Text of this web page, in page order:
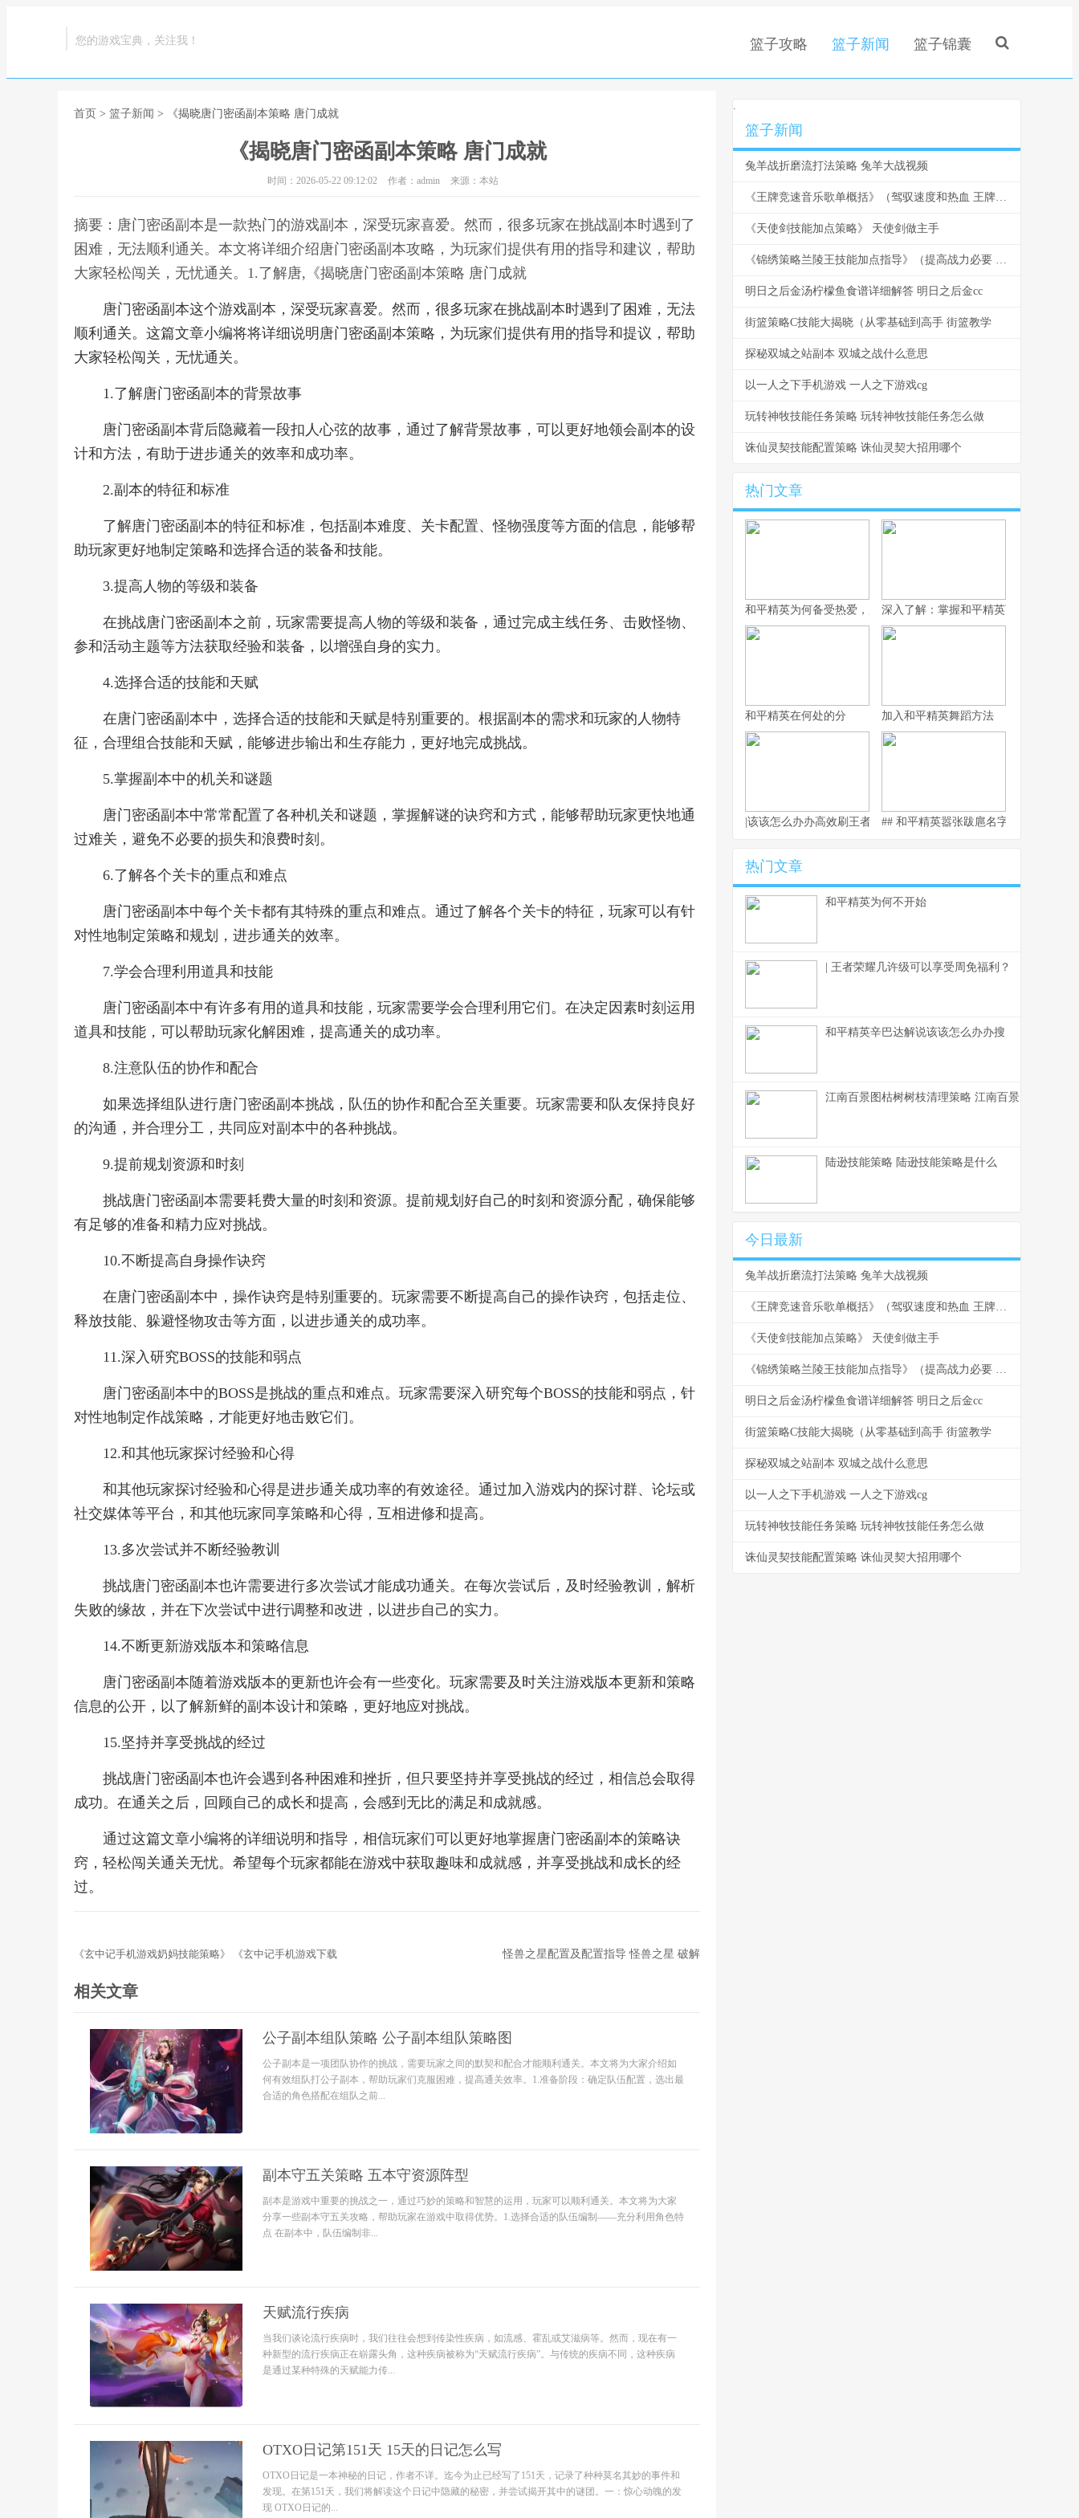
您的游戏宝典，关注我！ 篮子攻略 篮子新闻 篮子锦囊
首页 > 篮子新闻 > 《揭晓唐门密函副本策略 唐门成就
《揭晓唐门密函副本策略 唐门成就
时间：2026-05-22 09:12:02 作者：admin 来源：本站
摘要：唐门密函副本是一款热门的游戏副本，深受玩家喜爱。然而，很多玩家在挑战副本时遇到了
困难，无法顺利通关。本文将详细介绍唐门密函副本攻略，为玩家们提供有用的指导和建议，帮助
大家轻松闯关，无忧通关。1.了解唐,《揭晓唐门密函副本策略 唐门成就
唐门密函副本这个游戏副本，深受玩家喜爱。然而，很多玩家在挑战副本时遇到了困难，无法
顺利通关。这篇文章小编将将详细说明唐门密函副本策略，为玩家们提供有用的指导和提议，帮助
大家轻松闯关，无忧通关。
1.了解唐门密函副本的背景故事
唐门密函副本背后隐藏着一段扣人心弦的故事，通过了解背景故事，可以更好地领会副本的设
计和方法，有助于进步通关的效率和成功率。
2.副本的特征和标准
了解唐门密函副本的特征和标准，包括副本难度、关卡配置、怪物强度等方面的信息，能够帮
助玩家更好地制定策略和选择合适的装备和技能。
3.提高人物的等级和装备
在挑战唐门密函副本之前，玩家需要提高人物的等级和装备，通过完成主线任务、击败怪物、
参和活动主题等方法获取经验和装备，以增强自身的实力。
4.选择合适的技能和天赋
在唐门密函副本中，选择合适的技能和天赋是特别重要的。根据副本的需求和玩家的人物特
征，合理组合技能和天赋，能够进步输出和生存能力，更好地完成挑战。
5.掌握副本中的机关和谜题
唐门密函副本中常常配置了各种机关和谜题，掌握解谜的诀窍和方式，能够帮助玩家更快地通
过难关，避免不必要的损失和浪费时刻。
6.了解各个关卡的重点和难点
唐门密函副本中每个关卡都有其特殊的重点和难点。通过了解各个关卡的特征，玩家可以有针
对性地制定策略和规划，进步通关的效率。
7.学会合理利用道具和技能
唐门密函副本中有许多有用的道具和技能，玩家需要学会合理利用它们。在决定因素时刻运用
道具和技能，可以帮助玩家化解困难，提高通关的成功率。
8.注意队伍的协作和配合
如果选择组队进行唐门密函副本挑战，队伍的协作和配合至关重要。玩家需要和队友保持良好
的沟通，并合理分工，共同应对副本中的各种挑战。
9.提前规划资源和时刻
挑战唐门密函副本需要耗费大量的时刻和资源。提前规划好自己的时刻和资源分配，确保能够
有足够的准备和精力应对挑战。
10.不断提高自身操作诀窍
在唐门密函副本中，操作诀窍是特别重要的。玩家需要不断提高自己的操作诀窍，包括走位、
释放技能、躲避怪物攻击等方面，以进步通关的成功率。
11.深入研究BOSS的技能和弱点
唐门密函副本中的BOSS是挑战的重点和难点。玩家需要深入研究每个BOSS的技能和弱点，针
对性地制定作战策略，才能更好地击败它们。
12.和其他玩家探讨经验和心得
和其他玩家探讨经验和心得是进步通关成功率的有效途径。通过加入游戏内的探讨群、论坛或
社交媒体等平台，和其他玩家同享策略和心得，互相进修和提高。
13.多次尝试并不断经验教训
挑战唐门密函副本也许需要进行多次尝试才能成功通关。在每次尝试后，及时经验教训，解析
失败的缘故，并在下次尝试中进行调整和改进，以进步自己的实力。
14.不断更新游戏版本和策略信息
唐门密函副本随着游戏版本的更新也许会有一些变化。玩家需要及时关注游戏版本更新和策略
信息的公开，以了解新鲜的副本设计和策略，更好地应对挑战。
15.坚持并享受挑战的经过
挑战唐门密函副本也许会遇到各种困难和挫折，但只要坚持并享受挑战的经过，相信总会取得
成功。在通关之后，回顾自己的成长和提高，会感到无比的满足和成就感。
通过这篇文章小编将的详细说明和指导，相信玩家们可以更好地掌握唐门密函副本的策略诀
窍，轻松闯关通关无忧。希望每个玩家都能在游戏中获取趣味和成就感，并享受挑战和成长的经
过。
《玄中记手机游戏奶妈技能策略》 《玄中记手机游戏下载 怪兽之星配置及配置指导 怪兽之星 破解
相关文章
公子副本组队策略 公子副本组队策略图
公子副本是一项团队协作的挑战，需要玩家之间的默契和配合才能顺利通关。本文将为大家介绍如
何有效组队打公子副本，帮助玩家们克服困难，提高通关效率。1.准备阶段：确定队伍配置，选出最
合适的角色搭配在组队之前...
副本守五关策略 五本守资源阵型
副本是游戏中重要的挑战之一，通过巧妙的策略和智慧的运用，玩家可以顺利通关。本文将为大家
分享一些副本守五关攻略，帮助玩家在游戏中取得优势。1.选择合适的队伍编制——充分利用角色特
点 在副本中，队伍编制非...
天赋流行疾病
当我们谈论流行疾病时，我们往往会想到传染性疾病，如流感、霍乱或艾滋病等。然而，现在有一
种新型的流行疾病正在崭露头角，这种疾病被称为“天赋流行疾病”。与传统的疾病不同，这种疾病
是通过某种特殊的天赋能力传...
OTXO日记第151天 15天的日记怎么写
OTXO日记是一本神秘的日记，作者不详。迄今为止已经写了151天，记录了种种莫名其妙的事件和
发现。在第151天，我们将解读这个日记中隐藏的秘密，并尝试揭开其中的谜团。一：惊心动魄的发
现 OTXO日记的...
.
篮子新闻
兔羊战折磨流打法策略 兔羊大战视频
《王牌竞速音乐歌单概括》（驾驭速度和热血 王牌竞速 音乐
《天使剑技能加点策略》 天使剑做主手
《锦绣策略兰陵王技能加点指导》（提高战力必要 锦绣攻略关卡攻略
明日之后金汤柠檬鱼食谱详细解答 明日之后金cc
街篮策略C技能大揭晓（从零基础到高手 街篮教学
探秘双城之站副本 双城之战什么意思
以一人之下手机游戏 一人之下游戏cg
玩转神牧技能任务策略 玩转神牧技能任务怎么做
诛仙灵契技能配置策略 诛仙灵契大招用哪个
热门文章
和平精英为何备受热爱，广受玩家喜欢？深入了解：掌握和平精英雨林车教学，
和平精英在何处的分 加入和平精英舞蹈方法
|该该怎么办办高效刷王者荣耀金币：玩法技巧全面解析|
## 和平精英嚣张跋扈名字
热门文章
和平精英为何不开始
| 王者荣耀几许级可以享受周免福利？
和平精英辛巴达解说该该怎么办办搜
江南百景图枯树树枝清理策略 江南百景图无缘无故
陆逊技能策略 陆逊技能策略是什么
今日最新
兔羊战折磨流打法策略 兔羊大战视频
《王牌竞速音乐歌单概括》（驾驭速度和热血 王牌竞速 音乐
《天使剑技能加点策略》 天使剑做主手
《锦绣策略兰陵王技能加点指导》（提高战力必要 锦绣攻略关卡攻略
明日之后金汤柠檬鱼食谱详细解答 明日之后金cc
街篮策略C技能大揭晓（从零基础到高手 街篮教学
探秘双城之站副本 双城之战什么意思
以一人之下手机游戏 一人之下游戏cg
玩转神牧技能任务策略 玩转神牧技能任务怎么做
诛仙灵契技能配置策略 诛仙灵契大招用哪个